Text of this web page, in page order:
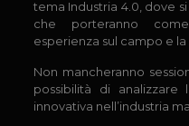
tema Industria 4.0, dove
che porteranno
esperienza sul campo e
Non mancheranno
possibilità di analizzare
innovativa nell’industria